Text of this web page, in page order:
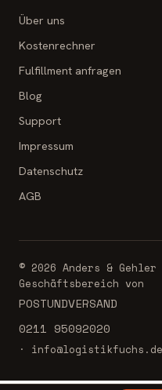
Über uns
Kostenrechner
Fulfillment anfragen
Blog
Support
Impressum
Datenschutz
AGB
© 2026 Anders & Gehler
Geschäftsbereich von
POSTUNDVERSAND
0211 95092020
· info@logistikfuchs.de